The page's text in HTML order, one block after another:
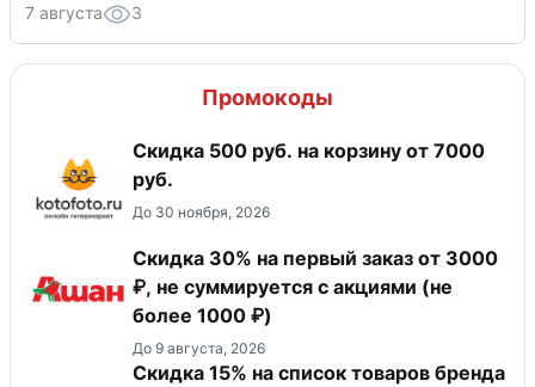
7 августа 3
Промокоды
Скидка 500 руб. на корзину от 7000
руб.
До 30 ноября, 2026
Скидка 30% на первый заказ от 3000
₽, не суммируется c акциями (не
более 1000 ₽)
До 9 августа, 2026
Скидка 15% на список товаров бренда